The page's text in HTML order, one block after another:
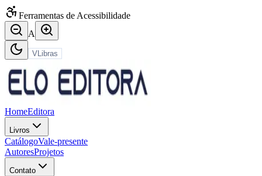
Ferramentas de Acessibilidade
A
VLibras
HomeEditora
Livros
CatálogoVale-presente
AutoresProjetos
Contato